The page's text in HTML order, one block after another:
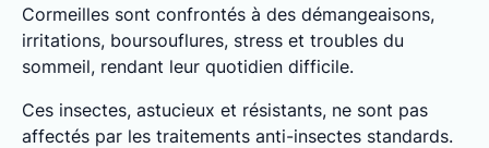
Cormeilles sont confrontés à des démangeaisons,
irritations, boursouflures, stress et troubles du
sommeil, rendant leur quotidien difficile.
Ces insectes, astucieux et résistants, ne sont pas
affectés par les traitements anti-insectes standards.